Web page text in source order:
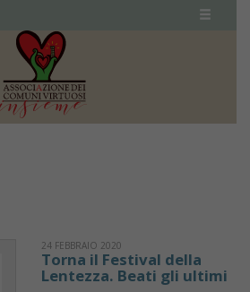
24 FEBBRAIO 2020
Torna il Festival della
Lentezza. Beati gli ultimi